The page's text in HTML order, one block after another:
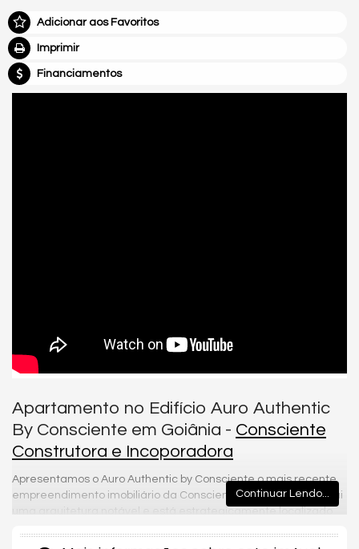
Adicionar aos Favoritos
Imprimir
Financiamentos
Apartamento no Edifício Auro Authentic
By Consciente em Goiânia - Consciente
Construtora e Incoporadora
Apresentamos o Auro Authentic by Consciente o mais recente
empreendimento imobiliário da Consciente. Este edifício possui
Continuar Lendo...